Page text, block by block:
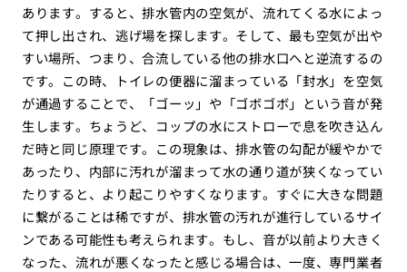
あります。すると、排水管内の空気が、流れてくる水によっ
て押し出され、逃げ場を探します。そして、最も空気が出や
すい場所、つまり、合流している他の排水口へと逆流するの
です。この時、トイレの便器に溜まっている「封水」を空気
が通過することで、「ゴーッ」や「ゴボゴボ」という音が発
生します。ちょうど、コップの水にストローで息を吹き込ん
だ時と同じ原理です。この現象は、排水管の勾配が緩やかで
あったり、内部に汚れが溜まって水の通り道が狭くなってい
たりすると、より起こりやすくなります。すぐに大きな問題
に繋がることは稀ですが、排水管の汚れが進行しているサイ
ンである可能性も考えられます。もし、音が以前より大きく
なった、流れが悪くなったと感じる場合は、一度、専門業者